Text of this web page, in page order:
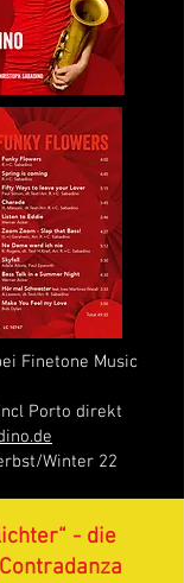
Finetone Music
Porto direkt
Winter 22
- die